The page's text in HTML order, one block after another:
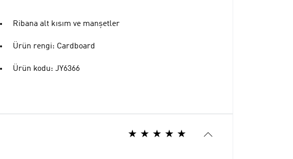
Ribana alt kısım ve manşetler
Ürün rengi: Cardboard
Ürün kodu: JY6366